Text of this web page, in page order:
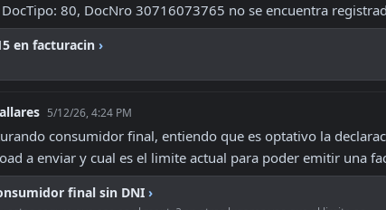
DocTipo: 80, DocNro 30716073765 no se encuentra
en facturacin ›
5/12/26, 4:24 PM
consumidor final, entiendo que es optativo la
a enviar y cual es el limite actual para poder emitir una
final sin DNI ›